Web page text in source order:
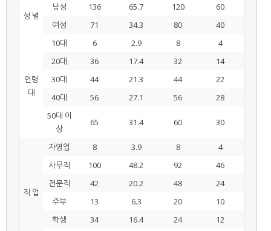
성 별
남성 136 65.7 120
60
여성
71 34.3 80 40
연령
대
10대 6 2.9 8
4
20대
36 17.4 32
14
30대
44 21.3 44
22
40대
56 27.1 56
28
50대 이
상
65 31.4 60 30
직 업
자영업 8 3.9 8
4
사무직
100 48.2 92
46
전문직
42 20.2 48
24
주부
13 6.3 20
10
학생
34 16.4 24
12